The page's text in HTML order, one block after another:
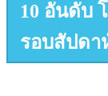
10 อันดับ
รอบสัปดา